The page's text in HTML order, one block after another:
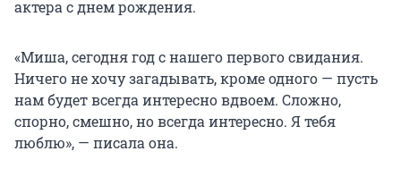
актера с днем рождения.
«Миша, сегодня год с нашего первого свидания.
Ничего не хочу загадывать, кроме одного — пусть
нам будет всегда интересно вдвоем. Сложно,
спорно, смешно, но всегда интересно. Я тебя
люблю», — писала она.